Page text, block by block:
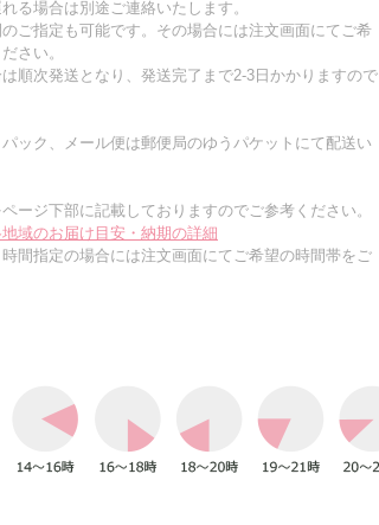
る場合は別途ご連絡いたします。
ご指定も可能です。その場合には注文画面にてご希
さい。
順次発送となり、発送完了まで2-3日かかりますので
ック、メール便は郵便局のゆうパケットにて配送い
ージ下部に記載しておりますのでご参考ください。
域のお届け目安・納期の詳細
間指定の場合には注文画面にてご希望の時間帯をご